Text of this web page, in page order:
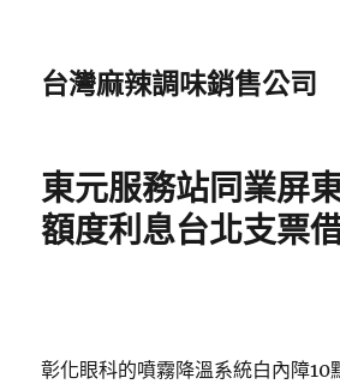
台灣麻辣調味銷售公司
東元服務站同業屏
額度利息台北支票
彰化眼科的噴霧降溫系統白內障10